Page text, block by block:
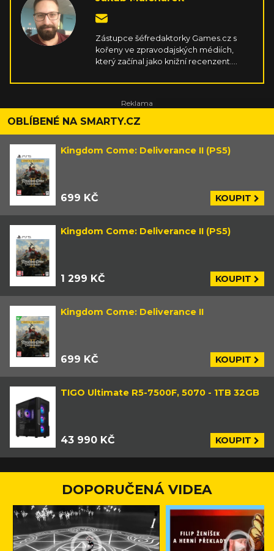
Zástupce šéfredaktorky Games.cz s
kořeny ve zpravodajských médiích,
který začínal jako knižní recenzent.
příběhů a singleplayerových her
Rád se vzteká u soulsovek, uklidňuje v
otevřených světech, hraje si na někoho
dobrou skotskou.
OBLÍBENÉ NA SMARTY.CZ
Kingdom Come: Deliverance II (PS5)
699 KČ KOUPIT
Kingdom Come: Deliverance II (PS5)
1 299 KČ KOUPIT
Kingdom Come: Deliverance II
699 KČ KOUPIT
TIGO Ultimate R5-7500F, 5070 - 1TB 32GB
43 990 KČ KOUPIT
DOPORUČENÁ VIDEA